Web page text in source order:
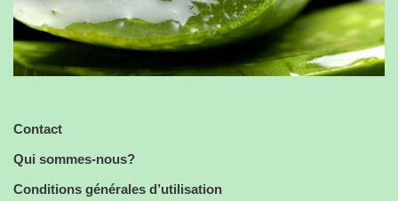
Contact
Qui sommes-nous?
Conditions générales d’utilisation